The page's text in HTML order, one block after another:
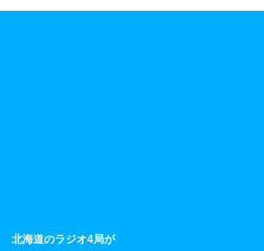
北海道のラジオ4局が